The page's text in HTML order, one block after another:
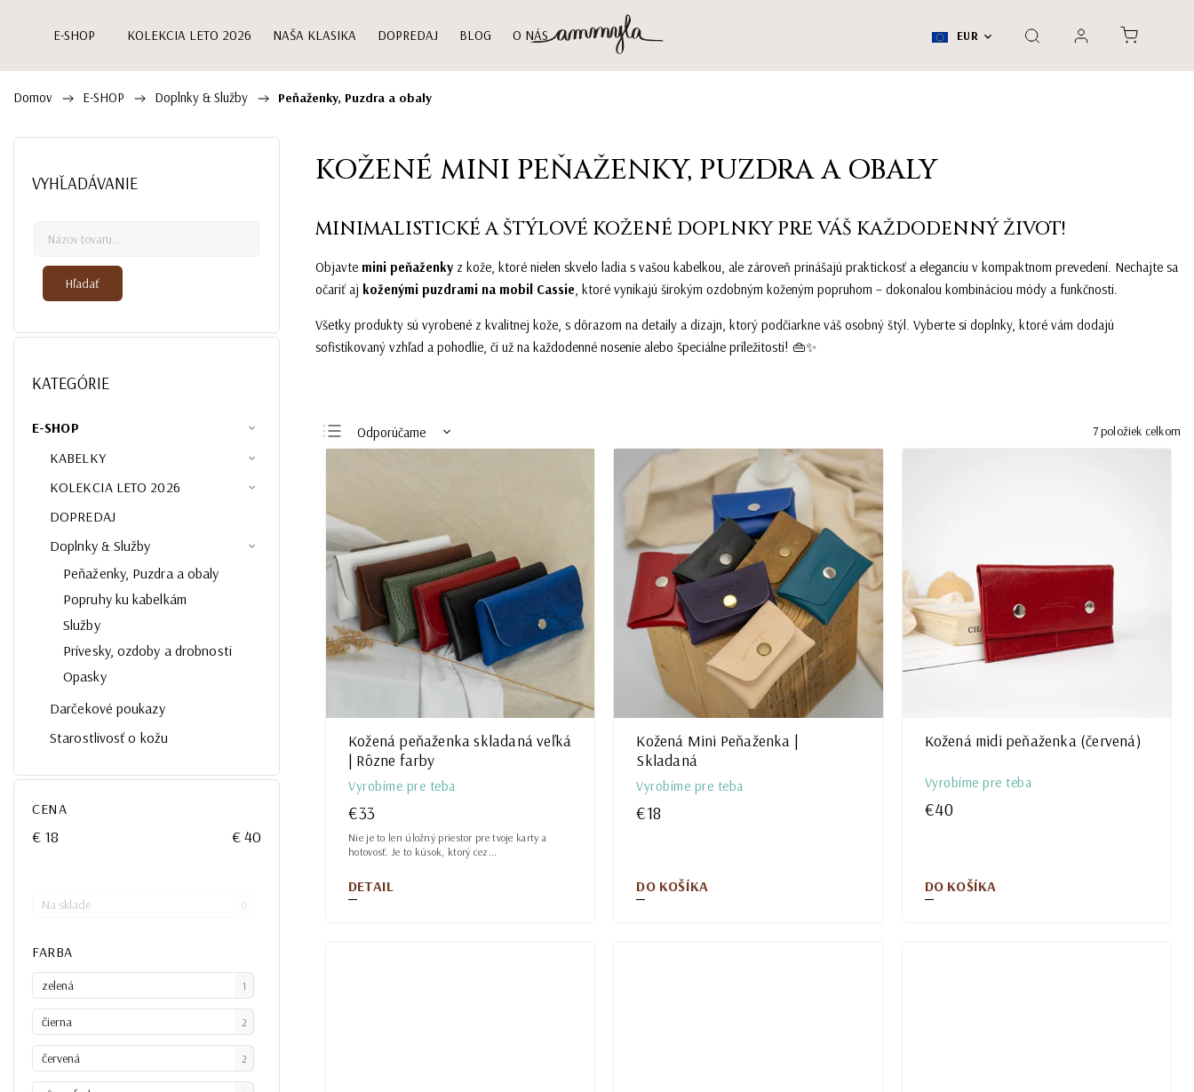
EUR
E-SHOP KOLEKCIA LETO 2026 NAŠA KLASIKA DOPREDAJ BLOG O NÁS
Domov / E-SHOP / Doplnky & Služby / Peňaženky, Puzdra a obaly
VYHĽADÁVANIE
Hľadať
KATEGÓRIE
E-SHOP
KABELKY
KOLEKCIA LETO 2026
DOPREDAJ
Doplnky & Služby
Peňaženky, Puzdra a obaly
Popruhy ku kabelkám
Služby
Prívesky, ozdoby a drobnosti
Opasky
Darčekové poukazy
Starostlivosť o kožu
CENA
€ 18 €40
Na sklade 0
FARBA
zelená 1
čierna 2
červená 2
KOŽENÉ MINI PEŇAŽENKY, PUZDRA A OBALY
MINIMALISTICKÉ A ŠTÝLOVÉ KOŽENÉ DOPLNKY PRE VÁŠ KAŽDODENNÝ ŽIVOT!
Objavte mini peňaženky z kože, ktoré nielen skvelo ladia s vašou kabelkou, ale zároveň prinášajú praktickosť a eleganciu v kompaktnom prevedení. Nechajte sa
očariť aj koženými puzdrami na mobil Cassie, ktoré vynikajú širokým ozdobným koženým popruhom – dokonalou kombináciou módy a funkčnosti.
Všetky produkty sú vyrobené z kvalitnej kože, s dôrazom na detaily a dizajn, ktorý podčiarkne váš osobný štýl. Vyberte si doplnky, ktoré vám dodajú
sofistikovaný vzhľad a pohodlie, či už na každodenné nosenie alebo špeciálne príležitosti! 👜✨
Odporúčame
Abecedne
7položiek celkom
Kožená peňaženka skladaná veľká
| Rôzne farby
Vyrobíme pre teba
€33
DETAIL
Nie je to len úložný priestor pre tvoje karty a
hotovosť. Je to kúsok, ktorý cez...
Kožená Mini Peňaženka |
Skladaná
Vyrobíme pre teba
€18
DO KOŠÍKA
Kožená midi peňaženka (červená)
Vyrobíme pre teba
€40
DO KOŠÍKA